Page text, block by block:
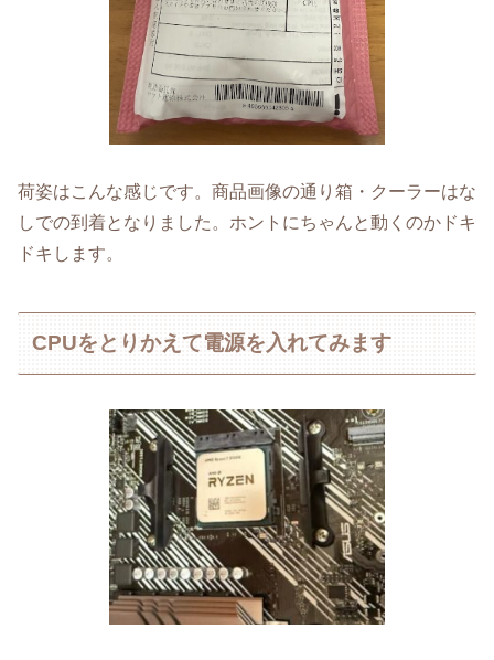
荷姿はこんな感じです。商品画像の通り箱・クーラーはな
しでの到着となりました。ホントにちゃんと動くのかドキ
ドキします。
CPUをとりかえて電源を入れてみます